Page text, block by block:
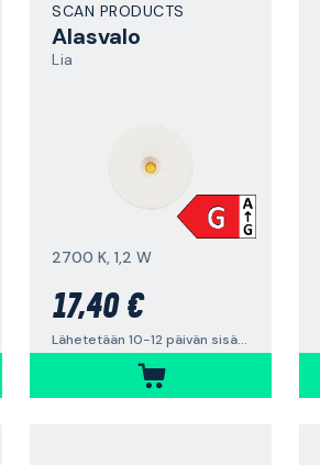
SCAN PRODUCTS
Alasvalo
Lia
2700 K, 1,2 W
17,40 €
Lähetetään 10-12 päivän sisällä